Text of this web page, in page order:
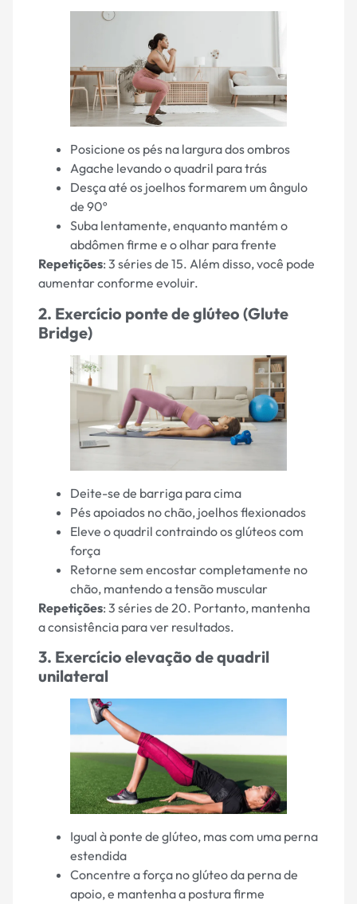
Posicione os pés na largura dos ombros
Agache levando o quadril para trás
Desça até os joelhos formarem um ângulo
de 90º
Suba lentamente, enquanto mantém o
abdômen firme e o olhar para frente
Repetições: 3 séries de 15. Além disso, você pode
aumentar conforme evoluir.
2. Exercício ponte de glúteo (Glute
Bridge)
Deite-se de barriga para cima
Pés apoiados no chão, joelhos flexionados
Eleve o quadril contraindo os glúteos com
força
Retorne sem encostar completamente no
chão, mantendo a tensão muscular
Repetições: 3 séries de 20. Portanto, mantenha
a consistência para ver resultados.
3. Exercício elevação de quadril
unilateral
Igual à ponte de glúteo, mas com uma perna
estendida
Concentre a força no glúteo da perna de
apoio, e mantenha a postura firme